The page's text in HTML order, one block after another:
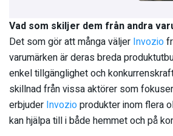
Vad som skiljer dem från andra
Det som gör att många väljer Invozio
varumärken är deras breda
enkel tillgänglighet och
skillnad från vissa aktörer som
erbjuder Invozioprodukter inom flera
kan hjälpa till i både hemmet och på